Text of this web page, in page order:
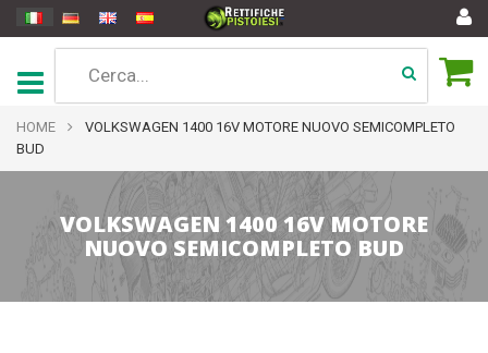
HOME
VOLKSWAGEN 1400 16V MOTORE NUOVO SEMICOMPLETO
BUD
VOLKSWAGEN 1400 16V MOTORE
NUOVO SEMICOMPLETO BUD